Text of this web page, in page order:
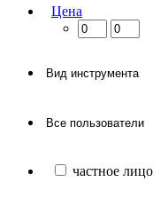
Цена
частное лицо